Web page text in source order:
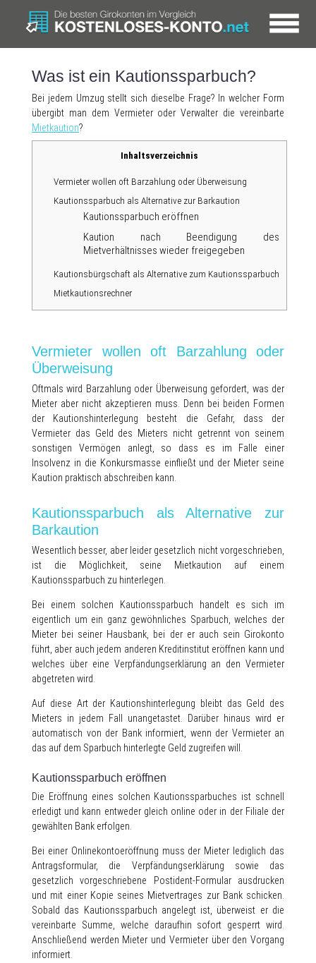
Was ist ein Kautionssparbuch?
Bei jedem Umzug stellt sich dieselbe Frage? In welcher Form
übergibt man dem Vermieter oder Verwalter die vereinbarte
Mietkaution?
Inhaltsverzeichnis
Vermieter wollen oft Barzahlung oder Überweisung
Kautionssparbuch als Alternative zur Barkaution
Kautionssparbuch eröffnen
Kaution nach Beendigung des
Mietverhältnisses wieder freigegeben
Kautionsbürgschaft als Alternative zum Kautionssparbuch
Mietkautionsrechner
Vermieter wollen oft Barzahlung oder
Überweisung
Oftmals wird Barzahlung oder Überweisung gefordert, was der
Mieter aber nicht akzeptieren muss. Denn bei beiden Formen
der Kautionshinterlegung besteht die Gefahr, dass der
Vermieter das Geld des Mieters nicht getrennt von seinem
sonstigen Vermögen anlegt, so dass es im Falle einer
Insolvenz in die Konkursmasse einfließt und der Mieter seine
Kaution praktisch abschreiben kann.
Kautionssparbuch als Alternative zur
Barkaution
Wesentlich besser, aber leider gesetzlich nicht vorgeschrieben,
ist die Möglichkeit, seine Mietkaution auf einem
Kautionssparbuch zu hinterlegen.
Bei einem solchen Kautionssparbuch handelt es sich im
eigentlich um ein ganz gewöhnliches Sparbuch, welches der
Mieter bei seiner Hausbank, bei der er auch sein Girokonto
führt, aber auch jedem anderen Kreditinstitut eröffnen kann und
welches über eine Verpfändungserklärung an den Vermieter
abgetreten wird.
Auf diese Art der Kautionshinterlegung bleibt das Geld des
Mieters in jedem Fall unangetastet. Darüber hinaus wird er
automatisch von der Bank informiert, wenn der Vermieter an
das auf dem Sparbuch hinterlegte Geld zugreifen will.
Kautionssparbuch eröffnen
Die Eröffnung eines solchen Kautionssparbuches ist schnell
erledigt und kann entweder gleich online oder in der Filiale der
gewählten Bank erfolgen.
Bei einer Onlinekontoeröffnung muss der Mieter lediglich das
Antragsformular, die Verpfändungserklärung sowie das
gesetzlich vorgeschriebene Postident-Formular ausdrucken
und mit einer Kopie seines Mietvertrages zur Bank schicken.
Sobald das Kautionssparbuch angelegt ist, überweist er die
vereinbarte Summe, welche daraufhin sofort gesperrt wird.
Anschließend werden Mieter und Vermieter über den Vorgang
informiert.